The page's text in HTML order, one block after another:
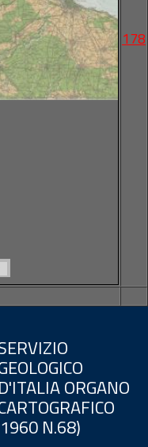
178
D'ITALIA ORGANO
N.68)